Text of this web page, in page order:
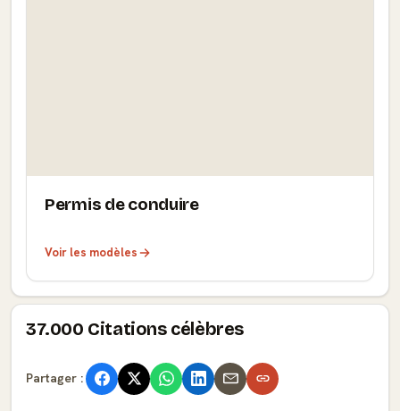
Permis de conduire
Voir les modèles
37.000 Citations célèbres
Partager :